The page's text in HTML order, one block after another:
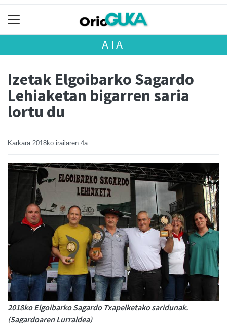
AIA
Izetak Elgoibarko Sagardo
Lehiaketan bigarren saria
lortu du
Karkara 2018ko irailaren 4a
2018ko Elgoibarko Sagardo Txapelketako saridunak.
(Sagardoaren Lurraldea)